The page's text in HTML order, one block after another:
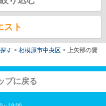
スト
す > 相模原市中央区 >
上矢部の賃
プに戻る